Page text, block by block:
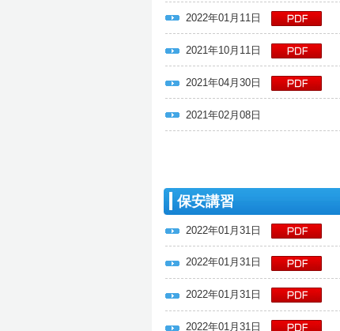
2022年01月11日
2021年10月11日
2021年04月30日
2021年02月08日
保安講習
2022年01月31日
2022年01月31日
2022年01月31日
2022年01月31日